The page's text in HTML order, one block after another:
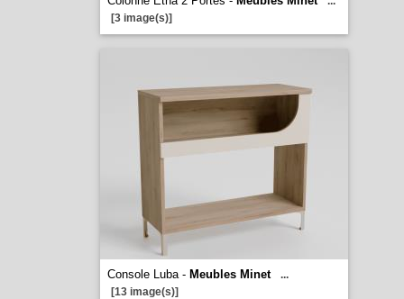
[3 image(s)]
Console Luba - Meubles Minet
...
[13 image(s)]